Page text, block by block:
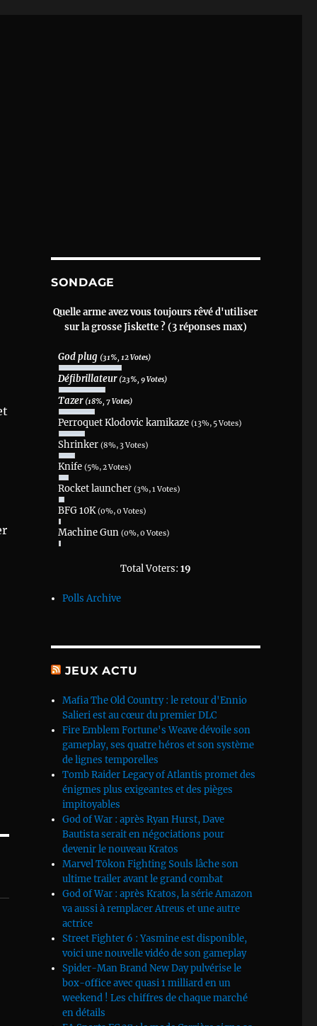
SONDAGE
Quelle arme avez vous toujours rêvé d'utiliser
sur la grosse Jiskette ? (3 réponses max)
God plug (31%, 12 Votes)
Défibrillateur (23%, 9 Votes)
Tazer (18%, 7 Votes)
Perroquet Klodovic kamikaze (13%, 5 Votes)
Shrinker (8%, 3 Votes)
Knife (5%, 2 Votes)
Rocket launcher (3%, 1 Votes)
BFG 10K(0%, 0 Votes)
Machine Gun (0%, 0 Votes)
Total Voters: 19
Polls Archive
JEUX ACTU
Mafia The Old Country : le retour d'Ennio
Salieri est au cœur du premier DLC
Fire Emblem Fortune's Weave dévoile son
gameplay, ses quatre héros et son système
de lignes temporelles
Tomb Raider Legacy of Atlantis promet des
énigmes plus exigeantes et des pièges
impitoyables
God of War : après Ryan Hurst, Dave
Bautista serait en négociations pour
devenir le nouveau Kratos
Marvel Tōkon Fighting Souls lâche son
ultime trailer avant le grand combat
God of War : après Kratos, la série Amazon
va aussi à remplacer Atreus et une autre
actrice
Street Fighter 6 : Yasmine est disponible,
voici une nouvelle vidéo de son gameplay
Spider-Man Brand New Day pulvérise le
box-office avec quasi 1 milliard en un
weekend ! Les chiffres de chaque marché
en détails